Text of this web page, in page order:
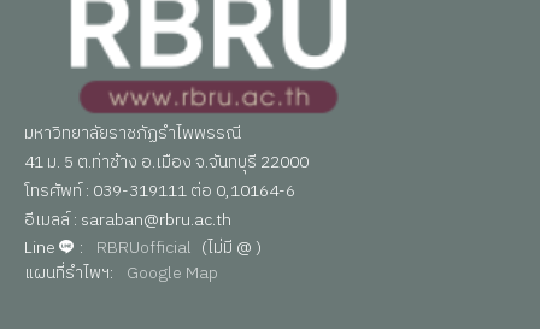
มหาวิทยาลัยราชภัฏรำไพพรรณี
41 ม. 5 ต.ท่าช้าง อ.เมือง จ.จันทบุรี 22000
โทรศัพท์ : 039-319111 ต่อ 0,10164-6
อีเมลล์ : saraban@rbru.ac.th
Line
: RBRUofficial (ไม่มี @ )
แผนที่รำไพฯ: Google Map